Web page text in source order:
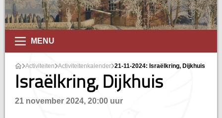
MENU
Activiteiten Activiteitenkalender 21-11-2024: Israëlkring, Dijkhuis
Israëlkring, Dijkhuis
21 november 2024, 20:00 uur